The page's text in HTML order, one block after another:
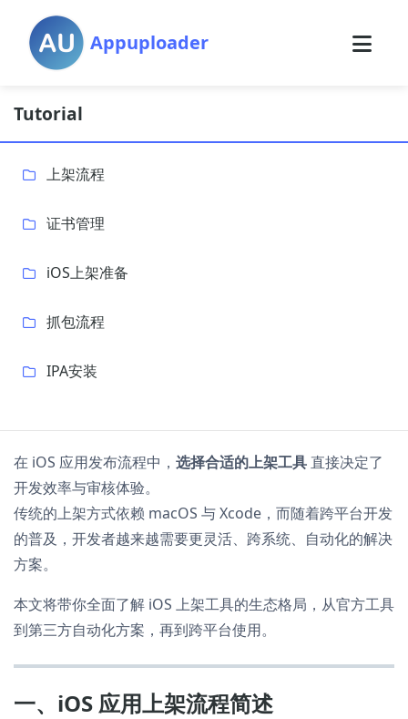
Appuploader
Tutorial
上架流程
证书管理
iOS上架准备
抓包流程
IPA安装
在 iOS 应用发布流程中， 选择合适的上架工具 直接决定了
开发效率与审核体验。
传统的上架方式依赖 macOS 与 Xcode，而随着跨平台开发
的普及，开发者越来越需要更灵活、跨系统、自动化的解决
方案。
本文将带你全面了解 iOS 上架工具的生态格局，从官方工具
到第三方自动化方案，再到跨平台使用。
一、iOS 应用上架流程简述